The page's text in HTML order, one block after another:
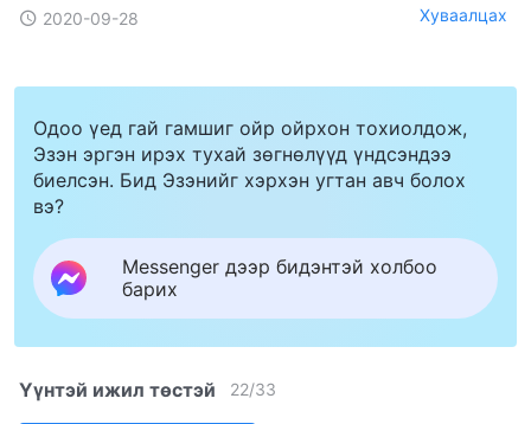
2020-09-28 Хуваалцах
Одоо үед гай гамшиг ойр ойрхон тохиолдож,
Эзэн эргэн ирэх тухай зөгнөлүүд үндсэндээ
биелсэн. Бид Эзэнийг хэрхэн угтан авч болох
вэ?
Messenger дээр бидэнтэй холбоо
барих
Үүнтэй ижил төстэй 22/33